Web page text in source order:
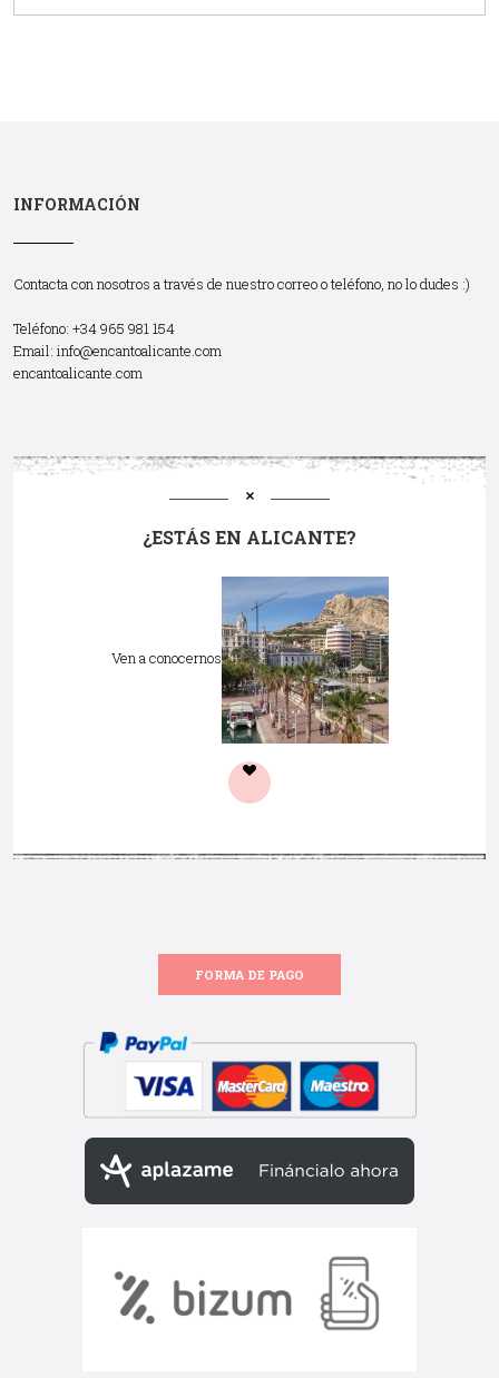
INFORMACIÓN
Contacta con nosotros a través de nuestro correo o teléfono, no lo dudes :)
Teléfono: +34 965 981 154
Email: info@encantoalicante.com
encantoalicante.com
¿ESTÁS EN ALICANTE?
Ven a conocernos
FORMA DE PAGO